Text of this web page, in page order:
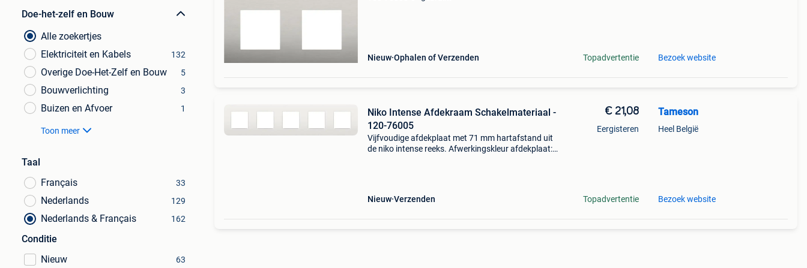
Doe-het-zelf en Bouw
Alle zoekertjes
Elektriciteit en Kabels
132
Overige Doe-Het-Zelf en Bouw 5
Bouwverlichting 3
Buizen en Afvoer 1
Toon meer
Taal
Français
33
Nederlands 129
Nederlands & Français 162
Conditie
Nieuw
63
Nieuw Ophalen of Verzenden Topadvertentie Bezoek website
Niko Intense Afdekraam Schakelmateriaal -
120-76005
Vijfvoudige afdekplaat met 71 mm hartafstand uit
de niko intense reeks. Afwerkingskleur afdekplaat:
Nieuw Verzenden
€ 21,08
Eergisteren
Topadvertentie
Tameson
Heel België
Bezoek website